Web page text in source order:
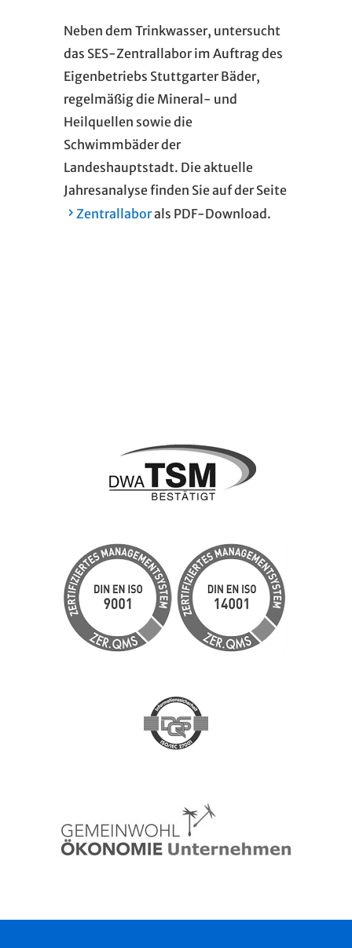
Neben dem Trinkwasser, untersucht
das SES-Zentrallabor im Auftrag des
Eigenbetriebs Stuttgarter Bäder,
regelmäßig die Mineral- und
Heilquellen sowie die
Schwimmbäder der
Landeshauptstadt. Die aktuelle
Jahresanalyse finden Sie auf der Seite
Zentrallaborals PDF-Download.